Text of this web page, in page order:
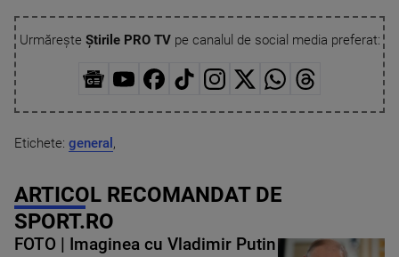
Urmărește Știrile PRO TVpe canalul de social media preferat:
Etichete: general ,
ARTICOL RECOMANDAT DE
SPORT.RO
FOTO | Imaginea cu Vladimir Putin